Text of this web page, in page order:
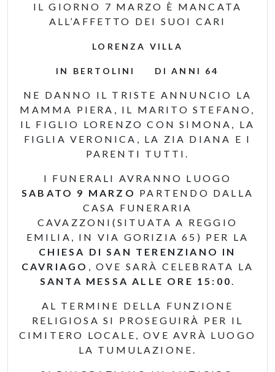
IL GIORNO 7 MARZO È MANCATA
ALL’AFFETTO DEI SUOI CARI
LORENZA VILLA
IN BERTOLINI DI ANNI 64
NE DANNO IL TRISTE ANNUNCIO LA
MAMMA PIERA, IL MARITO STEFANO,
IL FIGLIO LORENZO CON SIMONA, LA
FIGLIA VERONICA, LA ZIA DIANA E I
PARENTI TUTTI.
I FUNERALI AVRANNO LUOGO
SABATO 9 MARZO PARTENDO DALLA
CASA FUNERARIA
CAVAZZONI(SITUATA A REGGIO
EMILIA, IN VIA GORIZIA 65) PER LA
CHIESA DI SAN TERENZIANO IN
CAVRIAGO , OVE SARÀ CELEBRATA LA
SANTA MESSA ALLE ORE 15:00.
AL TERMINE DELLA FUNZIONE
RELIGIOSA SI PROSEGUIRÀ PER IL
CIMITERO LOCALE, OVE AVRÀ LUOGO
LA TUMULAZIONE.